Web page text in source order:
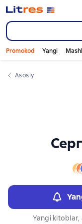
Promokod Yangi
Asosiy
Yangi
Слайдер с книгами
Слайдер с книгами